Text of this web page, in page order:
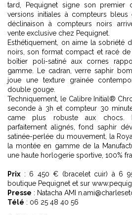
tard, Pequignet signe son premier
versions initiales à compteurs
déclinaison à compteurs noirs
vente exclusive chez Pequignet.
Esthétiquement, on aime la sobriété
noirs, son format compact et racé
boîtier poli-satiné aux cornes
gamme. Le cadran, verre saphir
joue une texture grainée
double gouge.
Techniquement, le Calibre Initial®
seconde à 3h et compteur 30
came plus robuste aux chocs.
parfaitement alignés, fond saphir
satinée-perlée du mouvement, la
la montée en gamme de la
une haute horlogerie sportive, 100%
Prix : 6 450 € (bracelet cuir) à 6
boutique Pequignet et sur
Presse : Natacha AMI
Télé : 06 25 48 40 56